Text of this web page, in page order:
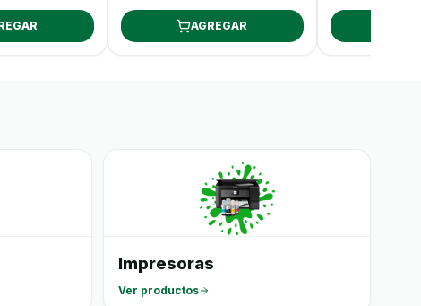
AGREGAR
Impresoras
Ver productos